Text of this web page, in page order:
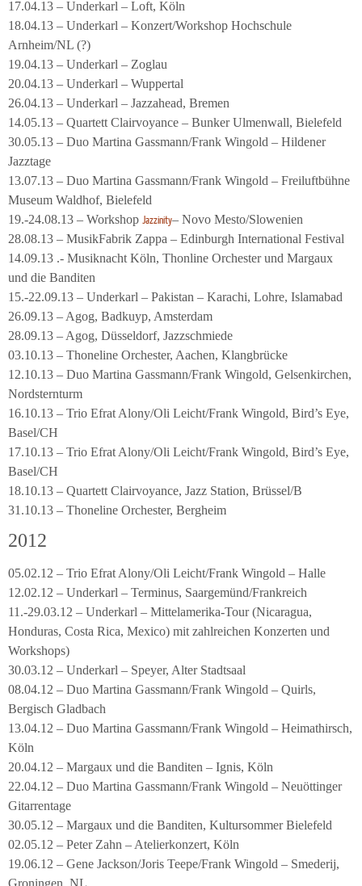
17.04.13 – Underkarl – Loft, Köln
18.04.13 – Underkarl – Konzert/Workshop Hochschule
Arnheim/NL (?)
19.04.13 – Underkarl – Zoglau
20.04.13 – Underkarl – Wuppertal
26.04.13 – Underkarl – Jazzahead, Bremen
14.05.13 – Quartett Clairvoyance – Bunker Ulmenwall, Bielefeld
30.05.13 – Duo Martina Gassmann/Frank Wingold – Hildener
Jazztage
13.07.13 – Duo Martina Gassmann/Frank Wingold – Freiluftbühne
Museum Waldhof, Bielefeld
19.-24.08.13 – Workshop Jazzinity– Novo Mesto/Slowenien
28.08.13 – MusikFabrik Zappa – Edinburgh International Festival
14.09.13 .- Musiknacht Köln, Thonline Orchester und Margaux
und die Banditen
15.-22.09.13 – Underkarl – Pakistan – Karachi, Lohre, Islamabad
26.09.13 – Agog, Badkuyp, Amsterdam
28.09.13 – Agog, Düsseldorf, Jazzschmiede
03.10.13 – Thoneline Orchester, Aachen, Klangbrücke
12.10.13 – Duo Martina Gassmann/Frank Wingold, Gelsenkirchen,
Nordsternturm
16.10.13 – Trio Efrat Alony/Oli Leicht/Frank Wingold, Bird’s Eye,
Basel/CH
17.10.13 – Trio Efrat Alony/Oli Leicht/Frank Wingold, Bird’s Eye,
Basel/CH
18.10.13 – Quartett Clairvoyance, Jazz Station, Brüssel/B
31.10.13 – Thoneline Orchester, Bergheim
2012
05.02.12 – Trio Efrat Alony/Oli Leicht/Frank Wingold – Halle
12.02.12 – Underkarl – Terminus, Saargemünd/Frankreich
11.-29.03.12 – Underkarl – Mittelamerika-Tour (Nicaragua,
Honduras, Costa Rica, Mexico) mit zahlreichen Konzerten und
Workshops)
30.03.12 – Underkarl – Speyer, Alter Stadtsaal
08.04.12 – Duo Martina Gassmann/Frank Wingold – Quirls,
Bergisch Gladbach
13.04.12 – Duo Martina Gassmann/Frank Wingold – Heimathirsch,
Köln
20.04.12 – Margaux und die Banditen – Ignis, Köln
22.04.12 – Duo Martina Gassmann/Frank Wingold – Neuöttinger
Gitarrentage
30.05.12 – Margaux und die Banditen, Kultursommer Bielefeld
02.05.12 – Peter Zahn – Atelierkonzert, Köln
19.06.12 – Gene Jackson/Joris Teepe/Frank Wingold – Smederij,
Groningen, NL